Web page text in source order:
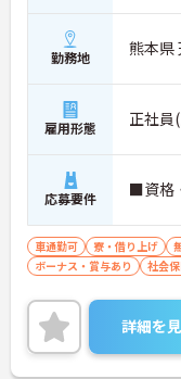
勤務地 熊本県
雇用形態 正社員
応募要件 ■資格
車通勤可 寮・借り上げ
ボーナス・賞与あり
社会
詳細を